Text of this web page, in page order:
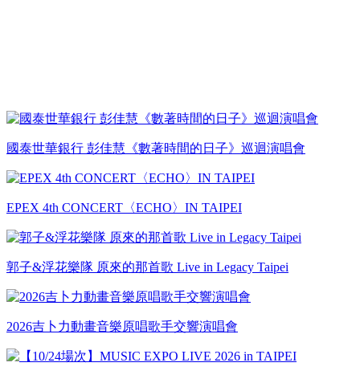
國泰世華銀行 彭佳慧《數著時間的日子》巡迴演唱會
EPEX 4th CONCERT〈ECHO〉IN TAIPEI
郭子&浮花樂隊 原來的那首歌 Live in Legacy Taipei
2026吉卜力動畫音樂原唱歌手交響演唱會